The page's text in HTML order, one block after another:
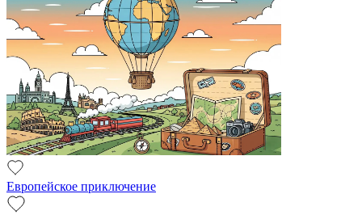
Европейское приключение